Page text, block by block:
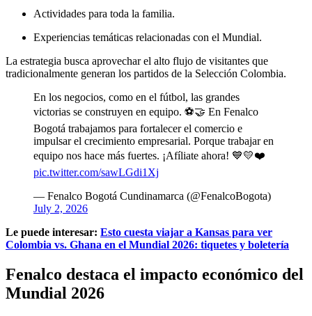
Actividades para toda la familia.
Experiencias temáticas relacionadas con el Mundial.
La estrategia busca aprovechar el alto flujo de visitantes que
tradicionalmente generan los partidos de la Selección Colombia.
En los negocios, como en el fútbol, las grandes
victorias se construyen en equipo. ⚽🤝 En Fenalco
Bogotá trabajamos para fortalecer el comercio e
impulsar el crecimiento empresarial. Porque trabajar en
equipo nos hace más fuertes. ¡Afíliate ahora! 💙💛❤️
pic.twitter.com/sawLGdi1Xj
— Fenalco Bogotá Cundinamarca (@FenalcoBogota)
July 2, 2026
Le puede interesar: Esto cuesta viajar a Kansas para ver
Colombia vs. Ghana en el Mundial 2026: tiquetes y boletería
Fenalco destaca el impacto económico del
Mundial 2026